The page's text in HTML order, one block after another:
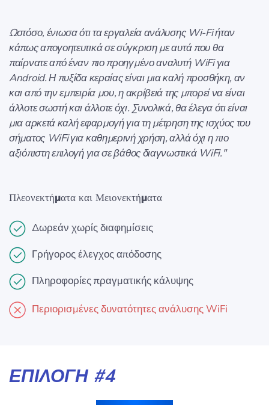
Ωστόσο, ένιωσα ότι τα εργαλεία ανάλυσης Wi-Fi ήταν
κάπως απογοητευτικά σε σύγκριση με αυτά που θα
παίρνατε από έναν πιο προηγμένο αναλυτή WiFi για
Android. Η πυξίδα κεραίας είναι μια καλή προσθήκη, αν
και από την εμπειρία μου, η ακρίβειά της μπορεί να είναι
άλλοτε σωστή και άλλοτε όχι. Συνολικά, θα έλεγα ότι είναι
μια αρκετά καλή εφαρμογή για τη μέτρηση της ισχύος του
σήματος WiFi για καθημερινή χρήση, αλλά όχι η πιο
αξιόπιστη επιλογή για σε βάθος διαγνωστικά WiFi."
Πλεονεκτήματα και Μειονεκτήματα
Δωρεάν χωρίς διαφημίσεις
Γρήγορος έλεγχος απόδοσης
Πληροφορίες πραγματικής κάλυψης
Περιορισμένες δυνατότητες ανάλυσης WiFi
ΕΠΙΛΟΓΉ #4